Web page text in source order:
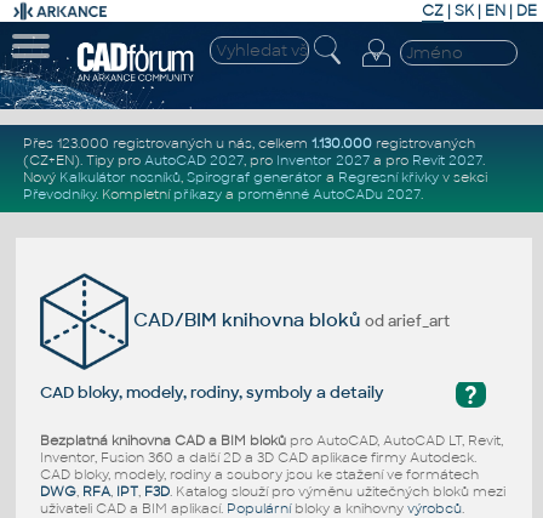
CZ | SK| EN | DE
Přes 123.000 registrovaných u nás, celkem 1.130.000registrovaných
(CZ+EN). Tipy pro AutoCAD 2027, pro Inventor 2027a pro Revit 2027.
Nový Kalkulátor nosníků, Spirograf generátor a Regresní křivkyv sekci
Převodníky. Kompletní příkazya proměnné AutoCADu 2027.
CAD/BIM knihovna blokůod arief_art
?
CAD bloky, modely, rodiny, symboly a detaily
Bezplatná knihovna CAD a BIM blokůpro AutoCAD, AutoCAD LT, Revit,
Inventor, Fusion 360 a další 2D a 3D CAD aplikace firmy Autodesk.
CAD bloky, modely, rodiny a soubory jsou ke stažení ve formátech
DWG, RFA, IPT, F3D. Katalog slouží pro výměnu užitečných bloků mezi
uživateli CAD a BIM aplikací. Populárníbloky a knihovny výrobců.